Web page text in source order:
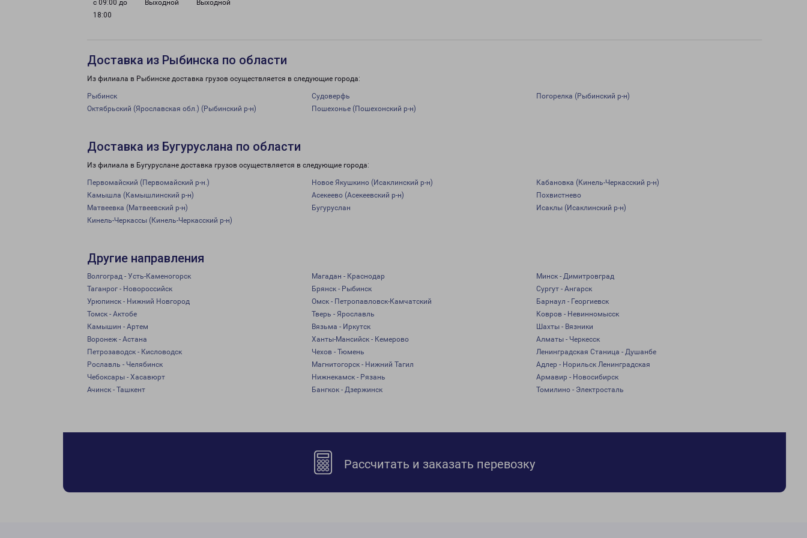
с 09:00 до
18:00
Выходной Выходной
Доставка из Рыбинска по области
Из филиала в Рыбинске доставка грузов осуществляется в следующие города:
Рыбинск Судоверфь
Погорелка (Рыбинский р-н)
Октябрьский (Ярославская обл.) (Рыбинский р-н)
Пошехонье (Пошехонский р-н)
Доставка из Бугуруслана по области
Из филиала в Бугуруслане доставка грузов осуществляется в следующие города:
Первомайский (Первомайский р-н.) Новое Якушкино (Исаклинский р-н)
Кабановка (Кинель-Черкасский р-н)
Камышла (Камышлинский р-н)
Асекеево (Асекеевский р-н)
Похвистнево
Матвеевка (Матвеевский р-н)
Бугуруслан
Исаклы (Исаклинский р-н)
Кинель-Черкассы (Кинель-Черкасский р-н)
Другие направления
Волгоград - Усть-Каменогорск Магадан - Краснодар
Минск - Димитровград
Таганрог - Новороссийск
Брянск - Рыбинск
Сургут - Ангарск
Урюпинск - Нижний Новгород
Омск - Петропавловск-Камчатский
Барнаул - Георгиевск
Томск - Актобе
Тверь - Ярославль
Ковров - Невинномысск
Камышин - Артем
Вязьма - Иркутск
Шахты - Вязники
Воронеж - Астана
Ханты-Мансийск - Кемерово
Алматы - Черкесск
Петрозаводск - Кисловодск
Чехов - Тюмень
Ленинградская Станица - Душанбе
Рославль - Челябинск
Магнитогорск - Нижний Тагил
Адлер - Норильск Ленинградская
Чебоксары - Хасавюрт
Нижнекамск - Рязань
Армавир - Новосибирск
Ачинск - Ташкент
Бангкок - Дзержинск Томилино - Электросталь
Рассчитать и заказать перевозку